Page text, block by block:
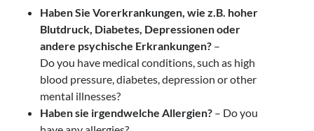
Haben Sie Vorerkrankungen, wie z.B. hoher
Blutdruck, Diabetes, Depressionen oder
andere psychische Erkrankungen? –
Do you have medical conditions, such as high
blood pressure, diabetes, depression or other
mental illnesses?
Haben sie irgendwelche Allergien? – Do you